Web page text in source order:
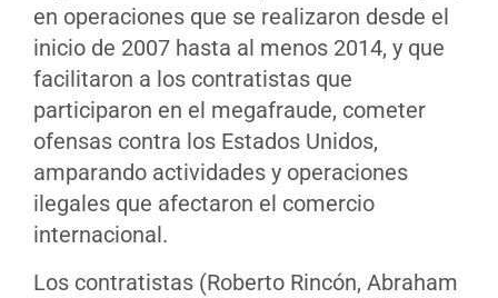
en operaciones que se realizaron desde el
inicio de 2007 hasta al menos 2014, y que
facilitaron a los contratistas que
participaron en el megafraude, cometer
ofensas contra los Estados Unidos,
amparando actividades y operaciones
ilegales que afectaron el comercio
internacional.
Los contratistas (Roberto Rincón, Abraham